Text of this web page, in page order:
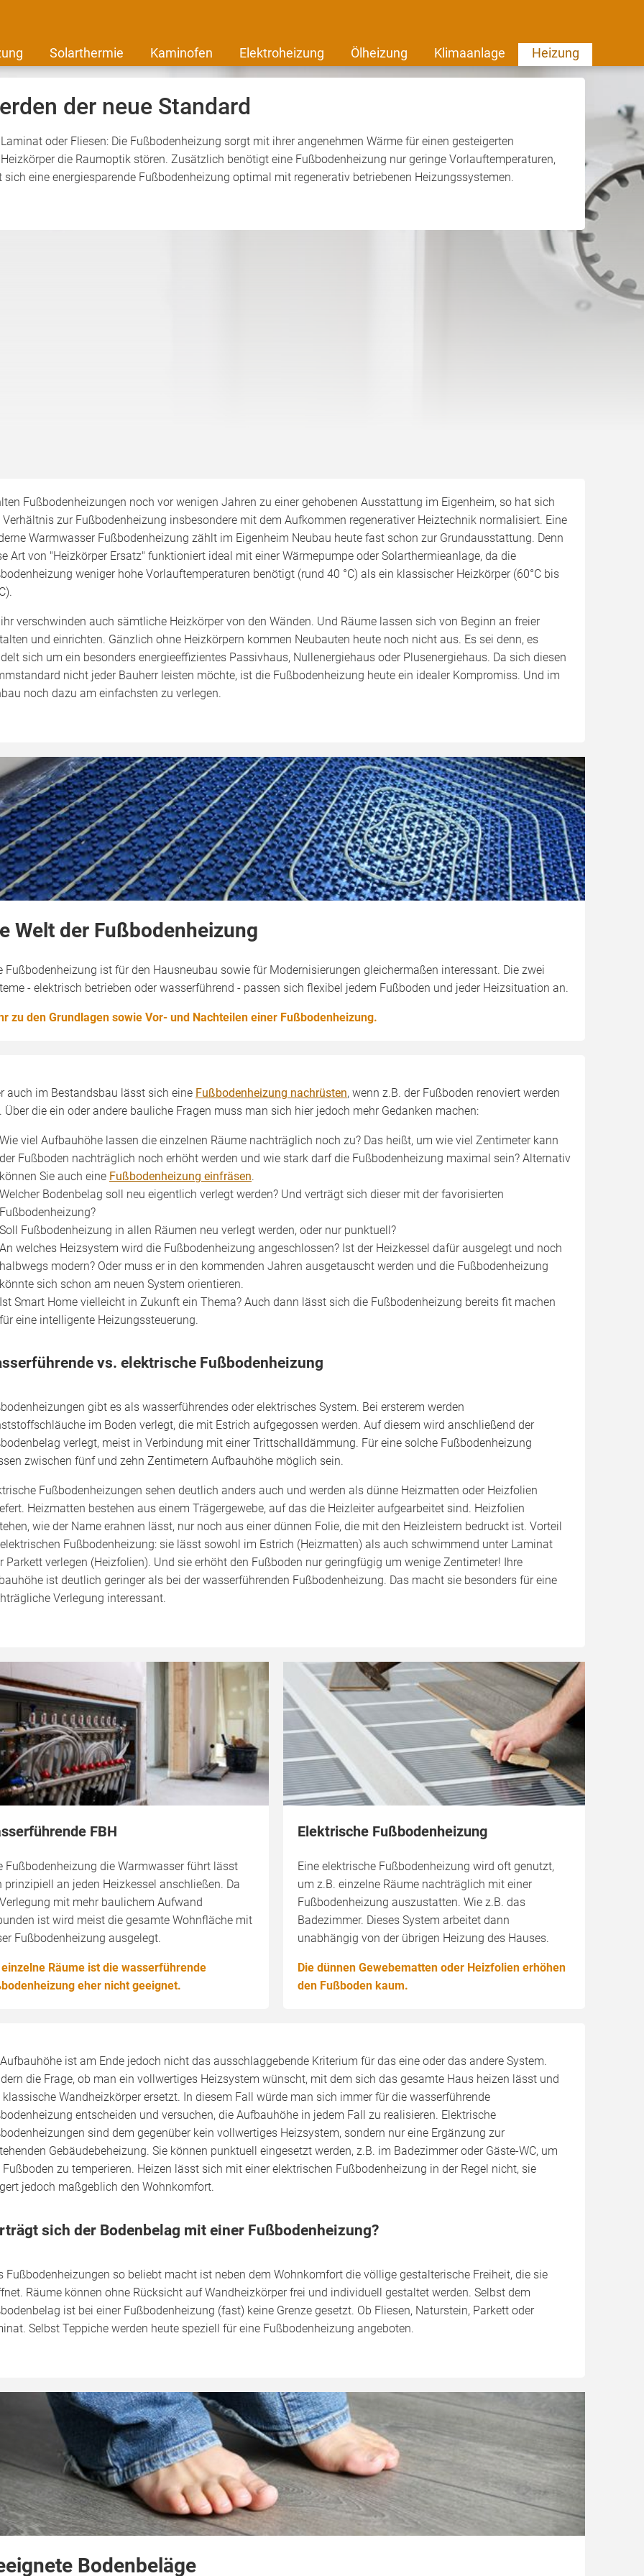
Solarthermie Kaminofen Elektroheizung Ölheizung Klimaanlage Heizung
der neue Standard
oder Fliesen: Die Fußbodenheizung sorgt mit ihrer angenehmen Wärme für einen gesteigerten
die Raumoptik stören. Zusätzlich benötigt eine Fußbodenheizung nur geringe Vorlauftemperaturen,
eine energiesparende Fußbodenheizung optimal mit regenerativ betriebenen Heizungssystemen.
Fußbodenheizungen noch vor wenigen Jahren zu einer gehobenen Ausstattung im Eigenheim, so hat sich
Verhältnis zur Fußbodenheizung insbesondere mit dem Aufkommen regenerativer Heiztechnik normalisiert. Eine
Warmwasser Fußbodenheizung zählt im Eigenheim Neubau heute fast schon zur Grundausstattung. Denn
Art von "Heizkörper Ersatz" funktioniert ideal mit einer Wärmepumpe oder Solarthermieanlage, da die
weniger hohe Vorlauftemperaturen benötigt (rund 40 °C) als ein klassischer Heizkörper (60°C bis
verschwinden auch sämtliche Heizkörper von den Wänden. Und Räume lassen sich von Beginn an freier
und einrichten. Gänzlich ohne Heizkörpern kommen Neubauten heute noch nicht aus. Es sei denn, es
sich um ein besonders energieeffizientes Passivhaus, Nullenergiehaus oder Plusenergiehaus. Da sich diesen
nicht jeder Bauherr leisten möchte, ist die Fußbodenheizung heute ein idealer Kompromiss. Und im
noch dazu am einfachsten zu verlegen.
Welt der Fußbodenheizung
Fußbodenheizung ist für den Hausneubau sowie für Modernisierungen gleichermaßen interessant. Die zwei
- elektrisch betrieben oder wasserführend - passen sich flexibel jedem Fußboden und jeder Heizsituation an.
zu den Grundlagen sowie Vor- und Nachteilen einer Fußbodenheizung.
auch im Bestandsbau lässt sich eine Fußbodenheizung nachrüsten, wenn z.B. der Fußboden renoviert werden
Über die ein oder andere bauliche Fragen muss man sich hier jedoch mehr Gedanken machen:
Wie viel Aufbauhöhe lassen die einzelnen Räume nachträglich noch zu? Das heißt, um wie viel Zentimeter kann
der Fußboden nachträglich noch erhöht werden und wie stark darf die Fußbodenheizung maximal sein? Alternativ
können Sie auch eine Fußbodenheizung einfräsen.
Welcher Bodenbelag soll neu eigentlich verlegt werden? Und verträgt sich dieser mit der favorisierten
Fußbodenheizung?
Soll Fußbodenheizung in allen Räumen neu verlegt werden, oder nur punktuell?
An welches Heizsystem wird die Fußbodenheizung angeschlossen? Ist der Heizkessel dafür ausgelegt und noch
halbwegs modern? Oder muss er in den kommenden Jahren ausgetauscht werden und die Fußbodenheizung
könnte sich schon am neuen System orientieren.
Ist Smart Home vielleicht in Zukunft ein Thema? Auch dann lässt sich die Fußbodenheizung bereits fit machen
für eine intelligente Heizungssteuerung.
vs. elektrische Fußbodenheizung
gibt es als wasserführendes oder elektrisches System. Bei ersterem werden
im Boden verlegt, die mit Estrich aufgegossen werden. Auf diesem wird anschließend der
verlegt, meist in Verbindung mit einer Trittschalldämmung. Für eine solche Fußbodenheizung
zwischen fünf und zehn Zentimetern Aufbauhöhe möglich sein.
Fußbodenheizungen sehen deutlich anders auch und werden als dünne Heizmatten oder Heizfolien
Heizmatten bestehen aus einem Trägergewebe, auf das die Heizleiter aufgearbeitet sind. Heizfolien
wie der Name erahnen lässt, nur noch aus einer dünnen Folie, die mit den Heizleistern bedruckt ist. Vorteil
Fußbodenheizung: sie lässt sowohl im Estrich (Heizmatten) als auch schwimmend unter Laminat
Parkett verlegen (Heizfolien). Und sie erhöht den Fußboden nur geringfügig um wenige Zentimeter! Ihre
ist deutlich geringer als bei der wasserführenden Fußbodenheizung. Das macht sie besonders für eine
Verlegung interessant.
FBH
Fußbodenheizung die Warmwasser führt lässt
prinzipiell an jeden Heizkessel anschließen. Da
mit mehr baulichem Aufwand
ist wird meist die gesamte Wohnfläche mit
Fußbodenheizung ausgelegt.
einzelne Räume ist die wasserführende
eher nicht geeignet.
Elektrische Fußbodenheizung
Eine elektrische Fußbodenheizung wird oft genutzt,
um z.B. einzelne Räume nachträglich mit einer
Fußbodenheizung auszustatten. Wie z.B. das
Badezimmer. Dieses System arbeitet dann
unabhängig von der übrigen Heizung des Hauses.
Die dünnen Gewebematten oder Heizfolien erhöhen
den Fußboden kaum.
ist am Ende jedoch nicht das ausschlaggebende Kriterium für das eine oder das andere System.
die Frage, ob man ein vollwertiges Heizsystem wünscht, mit dem sich das gesamte Haus heizen lässt und
klassische Wandheizkörper ersetzt. In diesem Fall würde man sich immer für die wasserführende
entscheiden und versuchen, die Aufbauhöhe in jedem Fall zu realisieren. Elektrische
sind dem gegenüber kein vollwertiges Heizsystem, sondern nur eine Ergänzung zur
Gebäudebeheizung. Sie können punktuell eingesetzt werden, z.B. im Badezimmer oder Gäste-WC, um
Fußboden zu temperieren. Heizen lässt sich mit einer elektrischen Fußbodenheizung in der Regel nicht, sie
jedoch maßgeblich den Wohnkomfort.
sich der Bodenbelag mit einer Fußbodenheizung?
Fußbodenheizungen so beliebt macht ist neben dem Wohnkomfort die völlige gestalterische Freiheit, die sie
Räume können ohne Rücksicht auf Wandheizkörper frei und individuell gestaltet werden. Selbst dem
ist bei einer Fußbodenheizung (fast) keine Grenze gesetzt. Ob Fliesen, Naturstein, Parkett oder
Selbst Teppiche werden heute speziell für eine Fußbodenheizung angeboten.
Bodenbeläge